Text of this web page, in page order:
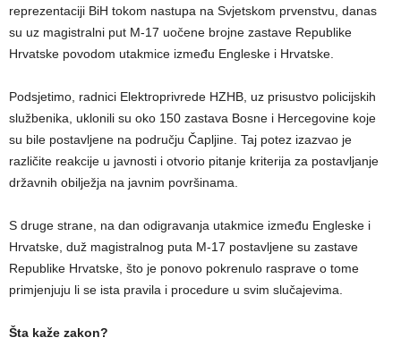
reprezentaciji BiH tokom nastupa na Svjetskom prvenstvu, danas
su uz magistralni put M-17 uočene brojne zastave Republike
Hrvatske povodom utakmice između Engleske i Hrvatske.
Podsjetimo, radnici Elektroprivrede HZHB, uz prisustvo policijskih
službenika, uklonili su oko 150 zastava Bosne i Hercegovine koje
su bile postavljene na području Čapljine. Taj potez izazvao je
različite reakcije u javnosti i otvorio pitanje kriterija za postavljanje
državnih obilježja na javnim površinama.
S druge strane, na dan odigravanja utakmice između Engleske i
Hrvatske, duž magistralnog puta M-17 postavljene su zastave
Republike Hrvatske, što je ponovo pokrenulo rasprave o tome
primjenjuju li se ista pravila i procedure u svim slučajevima.
Šta kaže zakon?